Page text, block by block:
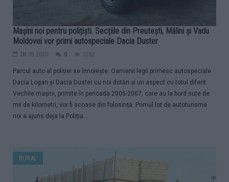
Mașini noi pentru polițiști. Secțiile din Preutești, Mălini și Vadu
Moldovei vor primi autospeciale Dacia Duster
08.09.2020 0 3262
Parcul auto al poliției se înnoiește. Oamenii legii primesc autospeciale
Dacia Logan și Dacia Duster cu noi dotări și un aspect cu totul diferit.
Vechile mașini, primite în perioada 2005-2007, care au la bord sute de
mii de kilometri, vor fi scoase din folosință. Primul lot de autoturisme
noi a ajuns deja la Poliția...
RURAL